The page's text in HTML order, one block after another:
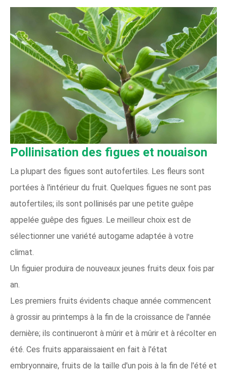
Pollinisation des figues et nouaison
La plupart des figues sont autofertiles. Les fleurs sont
portées à l'intérieur du fruit. Quelques figues ne sont pas
autofertiles; ils sont pollinisés par une petite guêpe
appelée guêpe des figues. Le meilleur choix est de
sélectionner une variété autogame adaptée à votre
climat.
Un figuier produira de nouveaux jeunes fruits deux fois par
an.
Les premiers fruits évidents chaque année commencent
à grossir au printemps à la fin de la croissance de l'année
dernière; ils continueront à mûrir et à mûrir et à récolter en
été. Ces fruits apparaissaient en fait à l'état
embryonnaire, fruits de la taille d'un pois à la fin de l'été et